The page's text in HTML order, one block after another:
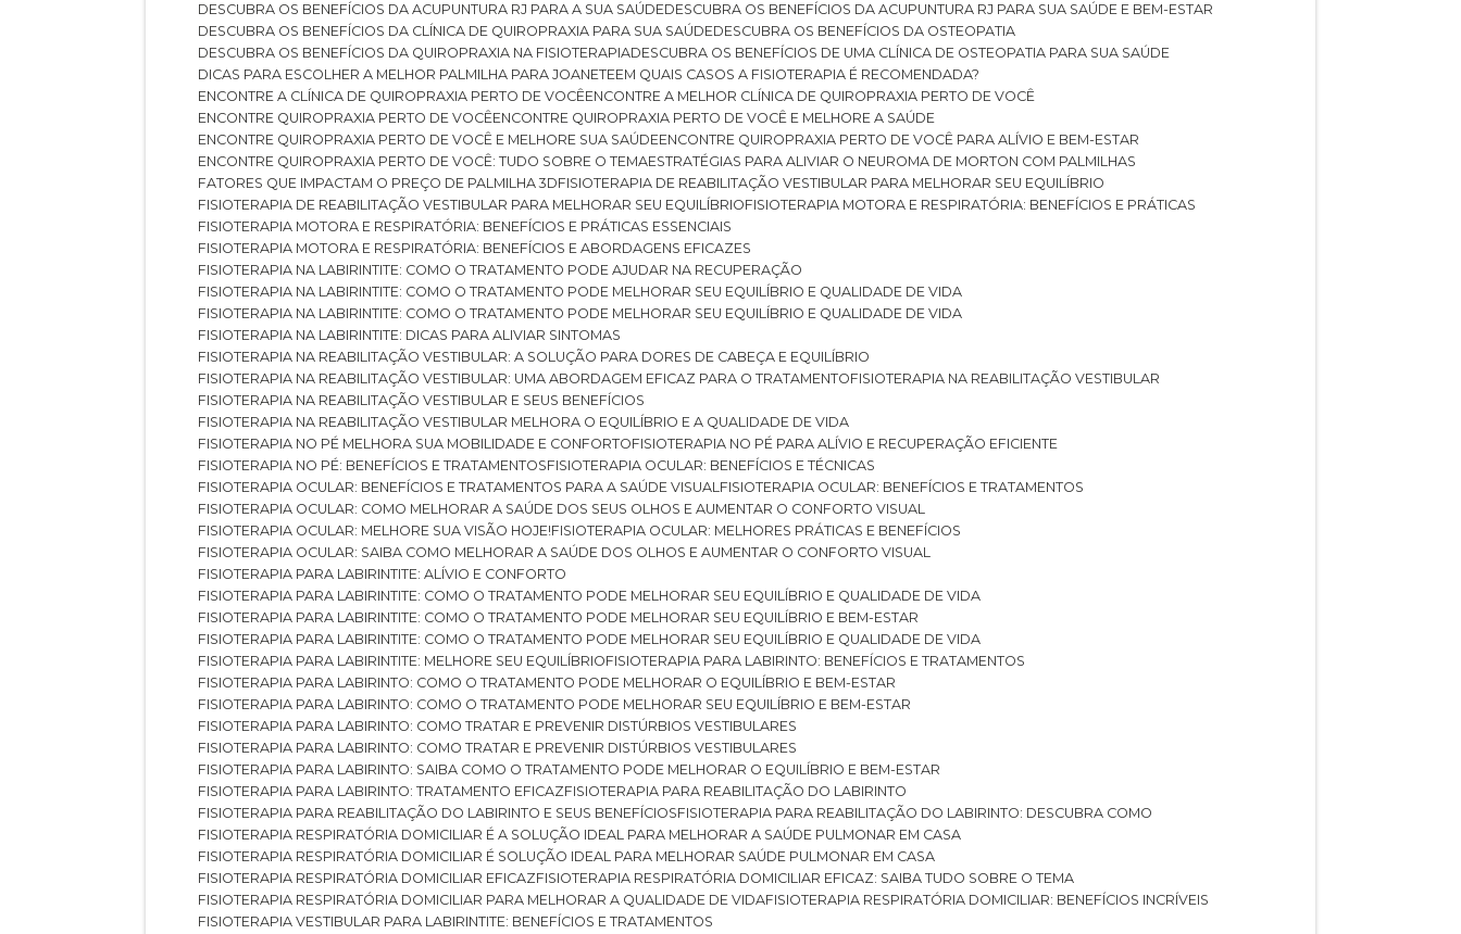
DESCUBRA OS BENEFÍCIOS DA ACUPUNTURA RJ PARA A SUA SAÚDE
DESCUBRA OS BENEFÍCIOS DA ACUPUNTURA RJ PARA SUA SAÚDE E BEM-ESTAR
DESCUBRA OS BENEFÍCIOS DA CLÍNICA DE QUIROPRAXIA PARA SUA SAÚDE
DESCUBRA OS BENEFÍCIOS DA OSTEOPATIA
DESCUBRA OS BENEFÍCIOS DA QUIROPRAXIA NA FISIOTERAPIA
DESCUBRA OS BENEFÍCIOS DE UMA CLÍNICA DE OSTEOPATIA PARA SUA SAÚDE
DICAS PARA ESCOLHER A MELHOR PALMILHA PARA JOANETE EM QUAIS CASOS A FISIOTERAPIA É RECOMENDADA?
ENCONTRE A CLÍNICA DE QUIROPRAXIA PERTO DE VOCÊ ENCONTRE A MELHOR CLÍNICA DE QUIROPRAXIA PERTO DE VOCÊ
ENCONTRE QUIROPRAXIA PERTO DE VOCÊ ENCONTRE QUIROPRAXIA PERTO DE VOCÊ E MELHORE A SAÚDE
ENCONTRE QUIROPRAXIA PERTO DE VOCÊ E MELHORE SUA SAÚDE ENCONTRE QUIROPRAXIA PERTO DE VOCÊ PARA ALÍVIO E BEM-ESTAR
ENCONTRE QUIROPRAXIA PERTO DE VOCÊ: TUDO SOBRE O TEMA ESTRATÉGIAS PARA ALIVIAR O NEUROMA DE MORTON COM PALMILHAS
FATORES QUE IMPACTAM O PREÇO DE PALMILHA 3D
FISIOTERAPIA DE REABILITAÇÃO VESTIBULAR PARA MELHORAR SEU EQUILÍBRIO
FISIOTERAPIA DE REABILITAÇÃO VESTIBULAR PARA MELHORAR SEU EQUILÍBRIO
FISIOTERAPIA MOTORA E RESPIRATÓRIA: BENEFÍCIOS E PRÁTICAS
FISIOTERAPIA MOTORA E RESPIRATÓRIA: BENEFÍCIOS E PRÁTICAS ESSENCIAIS
FISIOTERAPIA MOTORA E RESPIRATÓRIA: BENEFÍCIOS E ABORDAGENS EFICAZES
FISIOTERAPIA NA LABIRINTITE: COMO O TRATAMENTO PODE AJUDAR NA RECUPERAÇÃO
FISIOTERAPIA NA LABIRINTITE: COMO O TRATAMENTO PODE MELHORAR SEU EQUILÍBRIO E QUALIDADE DE VIDA
FISIOTERAPIA NA LABIRINTITE: COMO O TRATAMENTO PODE MELHORAR SEU EQUILÍBRIO E QUALIDADE DE VIDA
FISIOTERAPIA NA LABIRINTITE: DICAS PARA ALIVIAR SINTOMAS
FISIOTERAPIA NA REABILITAÇÃO VESTIBULAR: A SOLUÇÃO PARA DORES DE CABEÇA E EQUILÍBRIO
FISIOTERAPIA NA REABILITAÇÃO VESTIBULAR: UMA ABORDAGEM EFICAZ PARA O TRATAMENTO
FISIOTERAPIA NA REABILITAÇÃO VESTIBULAR
FISIOTERAPIA NA REABILITAÇÃO VESTIBULAR E SEUS BENEFÍCIOS
FISIOTERAPIA NA REABILITAÇÃO VESTIBULAR MELHORA O EQUILÍBRIO E A QUALIDADE DE VIDA
FISIOTERAPIA NO PÉ MELHORA SUA MOBILIDADE E CONFORTO
FISIOTERAPIA NO PÉ PARA ALÍVIO E RECUPERAÇÃO EFICIENTE
FISIOTERAPIA NO PÉ: BENEFÍCIOS E TRATAMENTOS
FISIOTERAPIA OCULAR: BENEFÍCIOS E TÉCNICAS
FISIOTERAPIA OCULAR: BENEFÍCIOS E TRATAMENTOS PARA A SAÚDE VISUAL FISIOTERAPIA OCULAR: BENEFÍCIOS E TRATAMENTOS
FISIOTERAPIA OCULAR: COMO MELHORAR A SAÚDE DOS SEUS OLHOS E AUMENTAR O CONFORTO VISUAL
FISIOTERAPIA OCULAR: MELHORE SUA VISÃO HOJE! FISIOTERAPIA OCULAR: MELHORES PRÁTICAS E BENEFÍCIOS
FISIOTERAPIA OCULAR: SAIBA COMO MELHORAR A SAÚDE DOS OLHOS E AUMENTAR O CONFORTO VISUAL
FISIOTERAPIA PARA LABIRINTITE: ALÍVIO E CONFORTO
FISIOTERAPIA PARA LABIRINTITE: COMO O TRATAMENTO PODE MELHORAR SEU EQUILÍBRIO E QUALIDADE DE VIDA
FISIOTERAPIA PARA LABIRINTITE: COMO O TRATAMENTO PODE MELHORAR SEU EQUILÍBRIO E BEM-ESTAR
FISIOTERAPIA PARA LABIRINTITE: COMO O TRATAMENTO PODE MELHORAR SEU EQUILÍBRIO E QUALIDADE DE VIDA
FISIOTERAPIA PARA LABIRINTITE: MELHORE SEU EQUILÍBRIO
FISIOTERAPIA PARA LABIRINTO: BENEFÍCIOS E TRATAMENTOS
FISIOTERAPIA PARA LABIRINTO: COMO O TRATAMENTO PODE MELHORAR O EQUILÍBRIO E BEM-ESTAR
FISIOTERAPIA PARA LABIRINTO: COMO O TRATAMENTO PODE MELHORAR SEU EQUILÍBRIO E BEM-ESTAR
FISIOTERAPIA PARA LABIRINTO: COMO TRATAR E PREVENIR DISTÚRBIOS VESTIBULARES
FISIOTERAPIA PARA LABIRINTO: COMO TRATAR E PREVENIR DISTÚRBIOS VESTIBULARES
FISIOTERAPIA PARA LABIRINTO: SAIBA COMO O TRATAMENTO PODE MELHORAR O EQUILÍBRIO E BEM-ESTAR
FISIOTERAPIA PARA LABIRINTO: TRATAMENTO EFICAZ FISIOTERAPIA PARA REABILITAÇÃO DO LABIRINTO
FISIOTERAPIA PARA REABILITAÇÃO DO LABIRINTO E SEUS BENEFÍCIOS
FISIOTERAPIA PARA REABILITAÇÃO DO LABIRINTO: DESCUBRA COMO
FISIOTERAPIA RESPIRATÓRIA DOMICILIAR É A SOLUÇÃO IDEAL PARA MELHORAR A SAÚDE PULMONAR EM CASA
FISIOTERAPIA RESPIRATÓRIA DOMICILIAR É SOLUÇÃO IDEAL PARA MELHORAR SAÚDE PULMONAR EM CASA
FISIOTERAPIA RESPIRATÓRIA DOMICILIAR EFICAZ FISIOTERAPIA RESPIRATÓRIA DOMICILIAR EFICAZ: SAIBA TUDO SOBRE O TEMA
FISIOTERAPIA RESPIRATÓRIA DOMICILIAR PARA MELHORAR A QUALIDADE DE VIDA FISIOTERAPIA RESPIRATÓRIA DOMICILIAR: BENEFÍCIOS INCRÍVEIS
FISIOTERAPIA VESTIBULAR PARA LABIRINTITE: BENEFÍCIOS E TRATAMENTOS